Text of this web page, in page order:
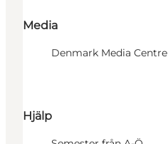
Media
Denmark Media Centre
Hjälp